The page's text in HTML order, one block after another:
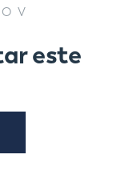
V
este